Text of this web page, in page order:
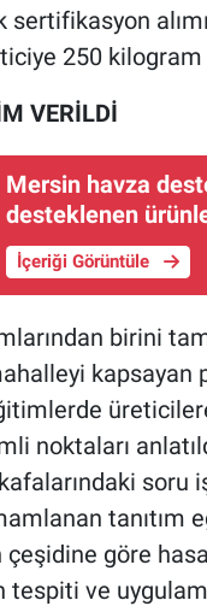
250
VERİLDİ
Mersin havza
desteklenen
İçeriği Görüntüle
birini
kapsayan
noktaları
soru
çeşidine göre
tespiti ve